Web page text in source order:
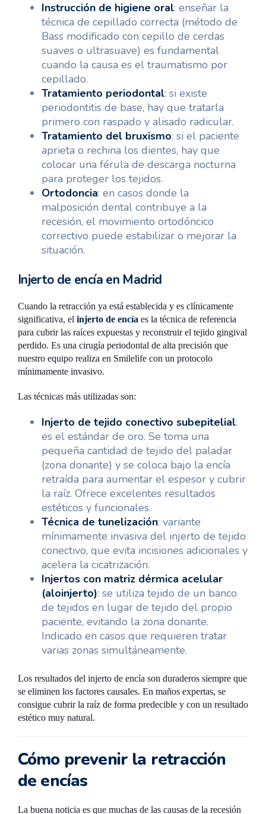
Instrucción de higiene oral: enseñar la
técnica de cepillado correcta (método de
Bass modificado con cepillo de cerdas
suaves o ultrasuave) es fundamental
cuando la causa es el traumatismo por
cepillado.
Tratamiento periodontal: si existe
periodontitis de base, hay que tratarla
primero con raspado y alisado radicular.
Tratamiento del bruxismo: si el paciente
aprieta o rechina los dientes, hay que
colocar una férula de descarga nocturna
para proteger los tejidos.
Ortodoncia: en casos donde la
malposición dental contribuye a la
recesión, el movimiento ortodóncico
correctivo puede estabilizar o mejorar la
situación.
Injerto de encía en Madrid
Cuando la retracción ya está establecida y es clínicamente
significativa, el injerto de encía es la técnica de referencia
para cubrir las raíces expuestas y reconstruir el tejido gingival
perdido. Es una cirugía periodontal de alta precisión que
nuestro equipo realiza en Smilelife con un protocolo
mínimamente invasivo.
Las técnicas más utilizadas son:
Injerto de tejido conectivo subepitelial:
es el estándar de oro. Se toma una
pequeña cantidad de tejido del paladar
(zona donante) y se coloca bajo la encía
retraída para aumentar el espesor y cubrir
la raíz. Ofrece excelentes resultados
estéticos y funcionales.
Técnica de tunelización: variante
mínimamente invasiva del injerto de tejido
conectivo, que evita incisiones adicionales y
acelera la cicatrización.
Injertos con matriz dérmica acelular
(aloinjerto): se utiliza tejido de un banco
de tejidos en lugar de tejido del propio
paciente, evitando la zona donante.
Indicado en casos que requieren tratar
varias zonas simultáneamente.
Los resultados del injerto de encía son duraderos siempre que
se eliminen los factores causales. En maños expertas, se
consigue cubrir la raíz de forma predecible y con un resultado
estético muy natural.
Cómo prevenir la retracción
de encías
La buena noticia es que muchas de las causas de la recesión